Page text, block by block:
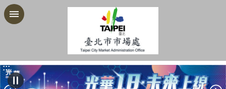
跳到主要內容區塊
:::